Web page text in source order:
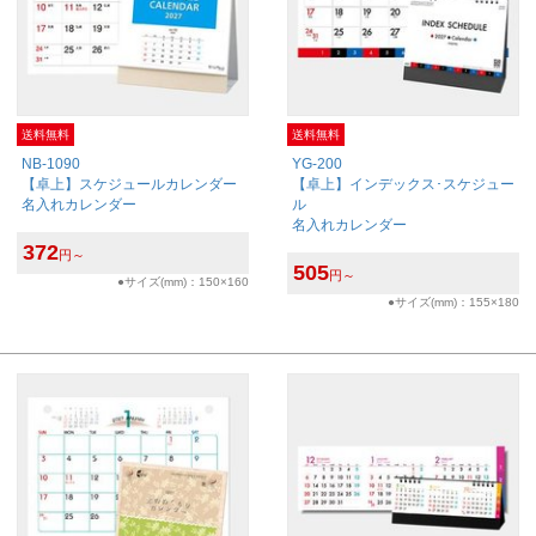
送料無料
NB-1090
【卓上】スケジュールカレンダー
名入れカレンダー
372円～
●サイズ(mm)：150×160
送料無料
YG-200
【卓上】インデックス･スケジュー
ル
名入れカレンダー
505円～
●サイズ(mm)：155×180